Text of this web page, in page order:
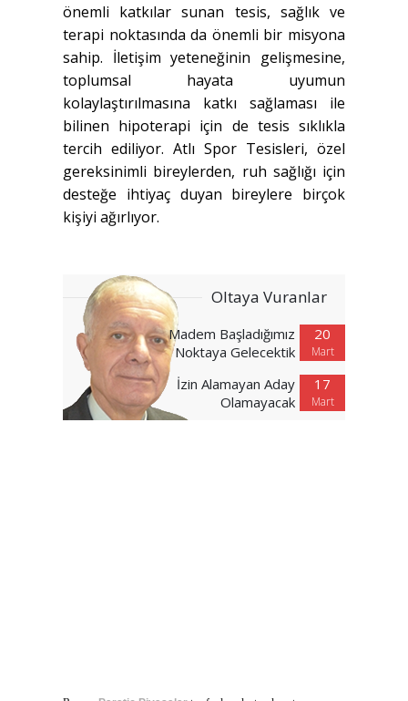
önemli katkılar sunan tesis, sağlık ve
terapi noktasında da önemli bir misyona
sahip. İletişim yeteneğinin gelişmesine,
toplumsal hayata uyumun
kolaylaştırılmasına katkı sağlaması ile
bilinen hipoterapi için de tesis sıklıkla
tercih ediliyor. Atlı Spor Tesisleri, özel
gereksinimli bireylerden, ruh sağlığı için
desteğe ihtiyaç duyan bireylere birçok
kişiyi ağırlıyor.
Oltaya Vuranlar
20
Mart
Madem Başladığımız
Noktaya Gelecektik
17
Mart
İzin Alamayan Aday
Olamayacak